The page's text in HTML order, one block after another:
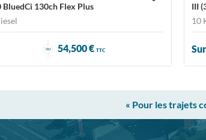
BluedCi 130ch Flex Plus
ou 54,500 €TTC
III
10
« Pour les trajets